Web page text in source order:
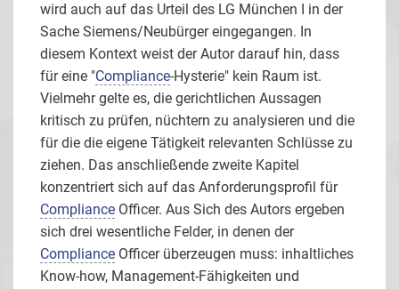
wird auch auf das Urteil des LG München I in der
Sache Siemens/Neubürger eingegangen. In
diesem Kontext weist der Autor darauf hin, dass
für eine "Compliance-Hysterie" kein Raum ist.
Vielmehr gelte es, die gerichtlichen Aussagen
kritisch zu prüfen, nüchtern zu analysieren und die
für die die eigene Tätigkeit relevanten Schlüsse zu
ziehen. Das anschließende zweite Kapitel
konzentriert sich auf das Anforderungsprofil für
Compliance Officer. Aus Sich des Autors ergeben
sich drei wesentliche Felder, in denen der
Compliance Officer überzeugen muss: inhaltliches
Know-how, Management-Fähigkeiten und